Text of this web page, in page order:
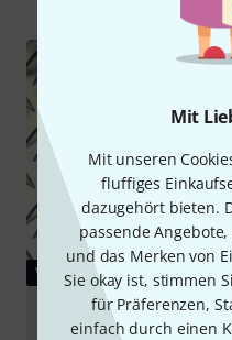
Mit
Mit unseren
fluffiges
dazugehört bieten.
passende
und das Merken von
Sie okay ist, stimmen
für Präferenzen,
einfach durch einen
VIDEO
Carl Martin Plexi Ranger